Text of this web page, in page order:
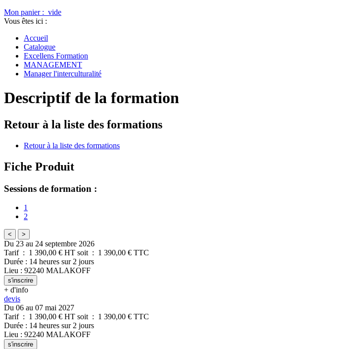
Mon panier : vide
Vous êtes ici :
Accueil
Catalogue
Excellens Formation
MANAGEMENT
Manager l'interculturalité
Descriptif de la formation
Retour à la liste des formations
Retour à la liste des formations
Fiche Produit
Sessions de formation :
1
2
< >
Du 23 au 24 septembre 2026
Tarif : 1 390,00 € HT soit : 1 390,00 € TTC
Durée : 14 heures sur 2 jours
Lieu : 92240 MALAKOFF
s'inscrire
+ d'info
devis
Du 06 au 07 mai 2027
Tarif : 1 390,00 € HT soit : 1 390,00 € TTC
Durée : 14 heures sur 2 jours
Lieu : 92240 MALAKOFF
s'inscrire